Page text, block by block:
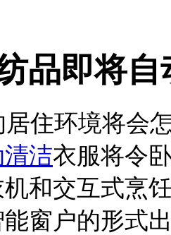
品即将自
住环境将会
清洁衣服将令
和交互式烹
窗户的形式